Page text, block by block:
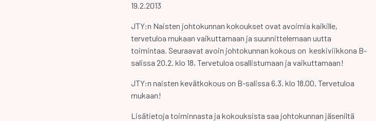
19.2.2013
JTY:n Naisten johtokunnan kokoukset ovat avoimia kaikille,
tervetuloa mukaan vaikuttamaan ja suunnittelemaan uutta
toimintaa. Seuraavat avoin johtokunnan kokous on keskiviikkona B-
salissa 20.2. klo 18, Tervetuloa osallistumaan ja vaikuttamaan!
JTY:n naisten kevätkokous on B-salissa 6.3. klo 18.00, Tervetuloa
mukaan!
Lisätietoja toiminnasta ja kokouksista saa johtokunnan jäseniltä